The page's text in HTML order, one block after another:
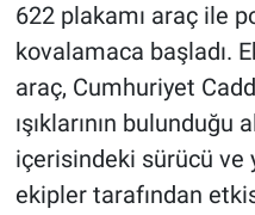
622 plakamı araç ile
kovalamaca başladı.
araç, Cumhuriyet
ışıklarının bulunduğu
içerisindeki sürücü ve
ekipler tarafından